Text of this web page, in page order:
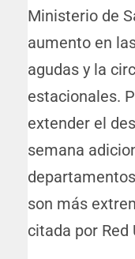
Ministerio de
aumento en
agudas y la
estacionales.
extender el
semana
son más
citada por Red